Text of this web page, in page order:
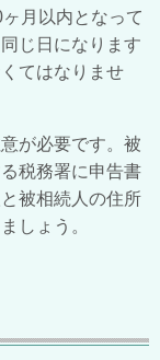
ヶ月以内となって
じ日になります
てはなりませ
が必要です。被
税務署に申告書
被相続人の住所
しょう。